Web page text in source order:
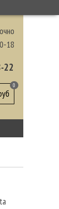
18
22
0